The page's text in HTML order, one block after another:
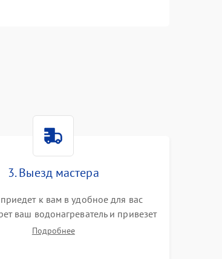
3. Выезд мастера
к вам в удобное для вас
ваш водонагреватель и привезет
диагностики.
Подробнее